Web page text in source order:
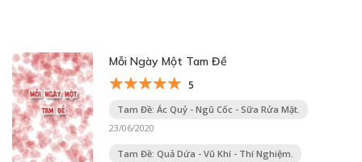
Mỗi Ngày Một Tam Đề
5
Tam Đề: Ác Quỷ - Ngũ Cốc - Sữa Rửa Mặt.
23/06/2020
Tam Đề: Quả Dứa - Vũ Khí - Thí Nghiệm.